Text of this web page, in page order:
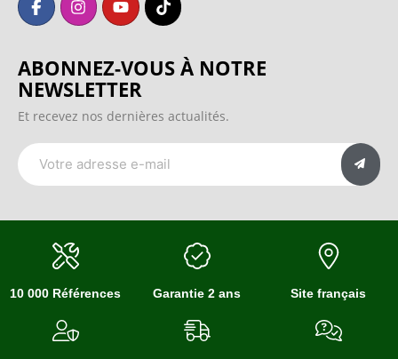
ABONNEZ-VOUS À NOTRE
NEWSLETTER
Et recevez nos dernières actualités.
10 000 Références Garantie 2 ans Site français